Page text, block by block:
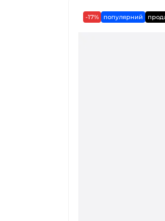
-17% популярний